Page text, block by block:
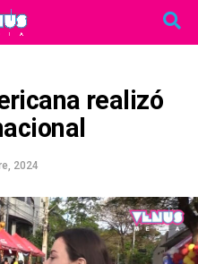
realizó
2024